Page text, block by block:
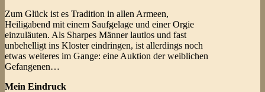
Zum Glück ist es Tradition in allen Armeen,
Heiligabend mit einem Saufgelage und einer Orgie
einzuläuten. Als Sharpes Männer lautlos und fast
unbehelligt ins Kloster eindringen, ist allerdings noch
etwas weiteres im Gange: eine Auktion der weiblichen
Gefangenen…
Mein Eindruck